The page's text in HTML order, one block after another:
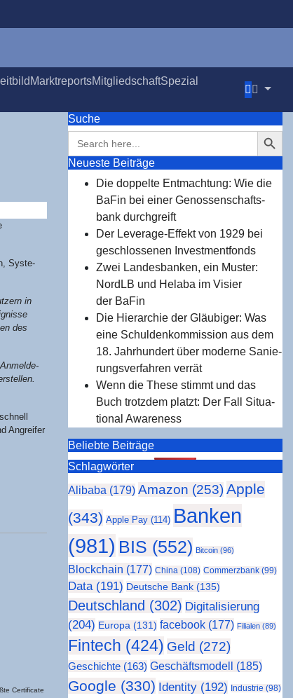
Markt­re­portsMit­glied­schaftSpe­zi­al
Sys­te­
in
des
Angrei­fer
Cer­ti­fi­ca­te
Suche
Search
for:
Search Button
Neu­es­te Beiträge
Die dop­pel­te Ent­mach­tung: Wie die
BaFin bei einer Genos­sen­schafts­
bank durchgreift
Der Levera­ge-Effekt von 1929 bei
geschlos­se­nen Investmentfonds
Zwei Lan­des­ban­ken, ein Mus­ter:
NordLB und Hela­ba im Visier
der BaFin
Die Hier­ar­chie der Gläu­bi­ger: Was
eine Schul­den­kom­mis­si­on aus dem
18. Jahr­hun­dert über moder­ne Sanie­
rungs­ver­fah­ren verrät
Wenn die The­se stimmt und das
Buch trotz­dem platzt: Der Fall Situa­
tio­nal Awareness
Beliebte Beiträge
Schlag­wör­ter
Alibaba (179) Amazon (253)Apple
(343) Apple Pay (114) Banken
(981) BIS (552) Bitcoin (96)
Blockchain (177) China (108) Commerzbank (99)
Data(191) Deutsche Bank (135)
Deutschland (302) Digitalisierung
(204) Europa (131) facebook (177) Filialen (89)
Fintech (424) Geld (272)
Geschichte (163) Geschäftsmodell (185)
Google (330) Identity (192) Industrie (98)